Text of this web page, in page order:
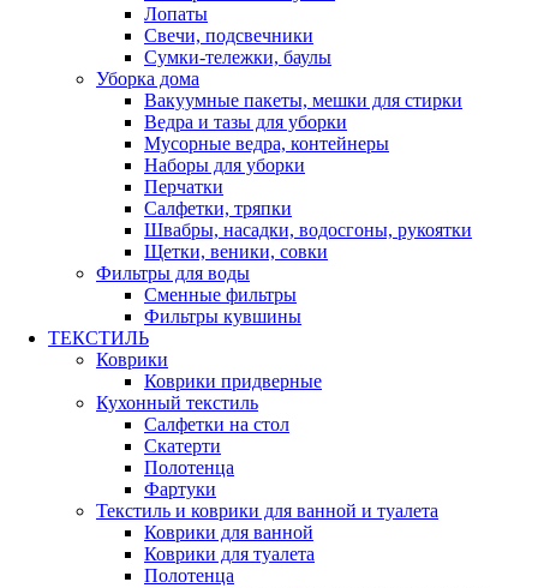
Лопаты
Свечи, подсвечники
Сумки-тележки, баулы
Уборка дома
Вакуумные пакеты, мешки для стирки
Ведра и тазы для уборки
Мусорные ведра, контейнеры
Наборы для уборки
Перчатки
Салфетки, тряпки
Швабры, насадки, водосгоны, рукоятки
Щетки, веники, совки
Фильтры для воды
Сменные фильтры
Фильтры кувшины
ТЕКСТИЛЬ
Коврики
Коврики придверные
Кухонный текстиль
Салфетки на стол
Скатерти
Полотенца
Фартуки
Текстиль и коврики для ванной и туалета
Коврики для ванной
Коврики для туалета
Полотенца